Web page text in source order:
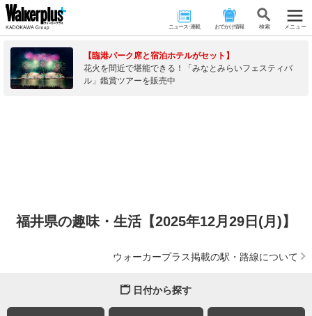
ニュース･連載 おでかけ情報 検 索 メニュー
【臨港パーク席と宿泊ホテルがセット】
花火を間近で堪能できる！「みなとみらいフェスティバ
ル」鑑賞ツアーを販売中
福井県の趣味・生活【2025年12月29日(月)】
ウォーカープラス掲載の駅・路線について
日付から探す